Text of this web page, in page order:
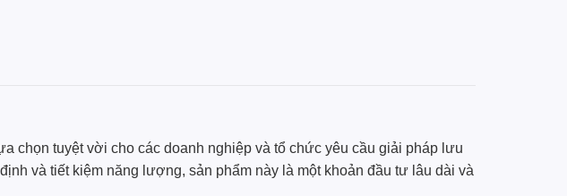
chọn tuyệt vời cho các doanh nghiệp và tổ chức yêu cầu giải pháp lưu
và tiết kiệm năng lượng, sản phẩm này là một khoản đầu tư lâu dài và